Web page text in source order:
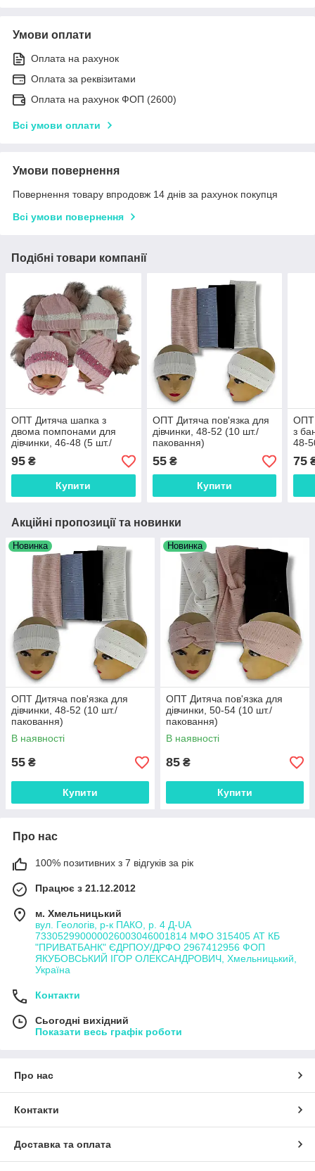
Умови оплати
Оплата на рахунок
Оплата за реквізитами
Оплата на рахунок ФОП (2600)
Всі умови оплати
Умови повернення
Повернення товару впродовж 14 днів за рахунок покупця
Всі умови повернення
Подібні товари компанії
ОПТ Дитяча шапка з
двома помпонами для
дівчинки, 46-48 (5 шт./
набір)
95 ₴
Купити
ОПТ Дитяча пов'язка для
дівчинки, 48-52 (10 шт./
паковання)
55₴
Купити
ОПТ
з
48-
75
Акційні пропозиції та новинки
Новинка
ОПТ Дитяча пов'язка для
дівчинки, 48-52 (10 шт./
паковання)
В наявності
55 ₴
Купити
Новинка
ОПТ Дитяча пов'язка для
дівчинки, 50-54 (10 шт./
паковання)
В наявності
85 ₴
Купити
Про нас
100% позитивних з 7 відгуків за рік
Працює з 21.12.2012
м. Хмельницький
вул. Геологів, р-к ПАКО, р. 4 Д-UA
733052990000026003046001814 МФО 315405 АТ КБ
"ПРИВАТБАНК" ЄДРПОУ/ДРФО 2967412956 ФОП
ЯКУБОВСЬКИЙ ІГОР ОЛЕКСАНДРОВИЧ, Хмельницький,
Україна
Контакти
Сьогодні вихідний
Показати весь графік роботи
Про нас
Контакти
Доставка та оплата